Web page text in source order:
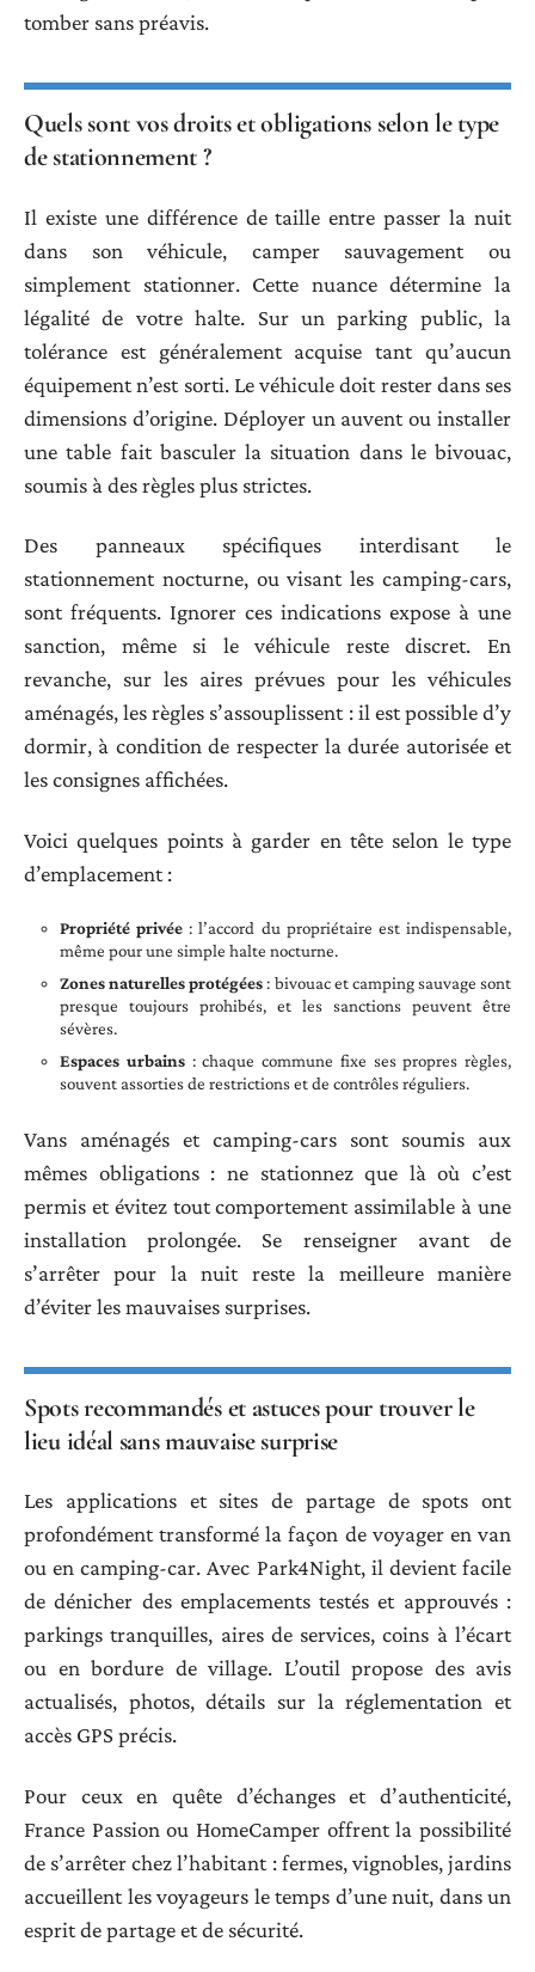
tomber sans préavis.
Quels sont vos droits et obligations selon le type
de stationnement ?
Il existe une différence de taille entre passer la nuit
dans son véhicule, camper sauvagement ou
simplement stationner. Cette nuance détermine la
légalité de votre halte. Sur un parking public, la
tolérance est généralement acquise tant qu’aucun
équipement n’est sorti. Le véhicule doit rester dans ses
dimensions d’origine. Déployer un auvent ou installer
une table fait basculer la situation dans le bivouac,
soumis à des règles plus strictes.
Des panneaux spécifiques interdisant le
stationnement nocturne, ou visant les camping-cars,
sont fréquents. Ignorer ces indications expose à une
sanction, même si le véhicule reste discret. En
revanche, sur les aires prévues pour les véhicules
aménagés, les règles s’assouplissent : il est possible d’y
dormir, à condition de respecter la durée autorisée et
les consignes affichées.
Voici quelques points à garder en tête selon le type
d’emplacement :
Propriété privée : l’accord du propriétaire est indispensable,
même pour une simple halte nocturne.
Zones naturelles protégées: bivouac et camping sauvage sont
presque toujours prohibés, et les sanctions peuvent être
sévères.
Espaces urbains: chaque commune fixe ses propres règles,
souvent assorties de restrictions et de contrôles réguliers.
Vans aménagés et camping-cars sont soumis aux
mêmes obligations : ne stationnez que là où c’est
permis et évitez tout comportement assimilable à une
installation prolongée. Se renseigner avant de
s’arrêter pour la nuit reste la meilleure manière
d’éviter les mauvaises surprises.
Spots recommandés et astuces pour trouver le
lieu idéal sans mauvaise surprise
Les applications et sites de partage de spots ont
profondément transformé la façon de voyager en van
ou en camping-car. Avec Park4Night, il devient facile
de dénicher des emplacements testés et approuvés :
parkings tranquilles, aires de services, coins à l’écart
ou en bordure de village. L’outil propose des avis
actualisés, photos, détails sur la réglementation et
accès GPS précis.
Pour ceux en quête d’échanges et d’authenticité,
France Passion ou HomeCamper offrent la possibilité
de s’arrêter chez l’habitant : fermes, vignobles, jardins
accueillent les voyageurs le temps d’une nuit, dans un
esprit de partage et de sécurité.